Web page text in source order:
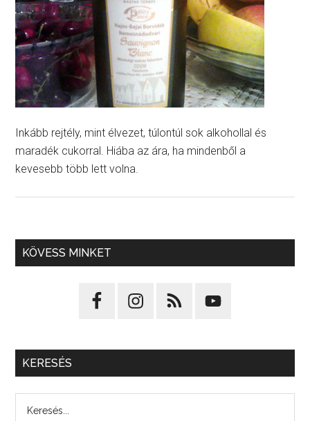
Inkább rejtély, mint élvezet, túlontúl sok alkohollal és
maradék cukorral. Hiába az ára, ha mindenből a
kevesebb több lett volna.
KÖVESS MINKET
KERESÉS